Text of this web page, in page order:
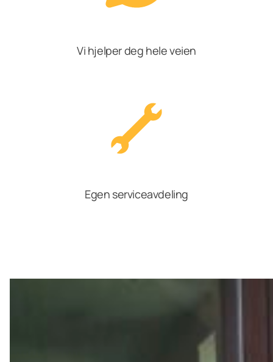
Vi hjelper deg hele veien
Egen serviceavdeling